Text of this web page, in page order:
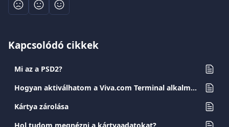
Kapcsolódó cikkek
Mi az a PSD2?
Hogyan aktiválhatom a Viva.com Terminal alkalmazást?
Kártya zárolása